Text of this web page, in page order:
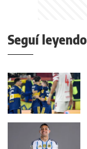
Seguí leyendo